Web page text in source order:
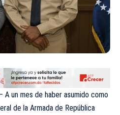
A un mes de haber asumido como
de la Armada de República